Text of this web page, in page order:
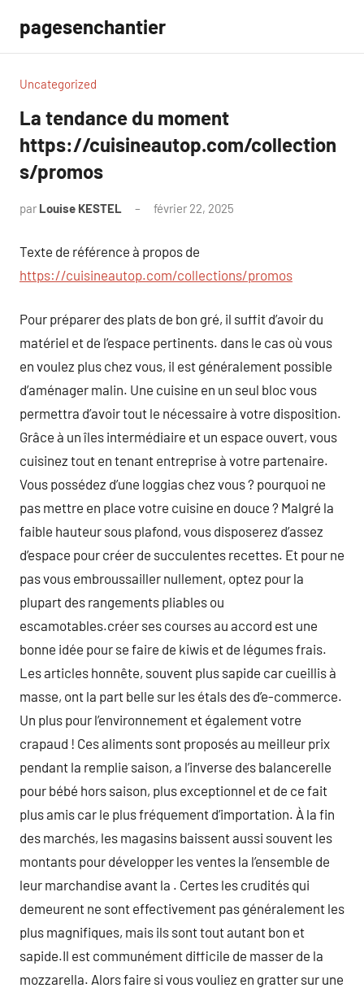
contenu
pagesenchantier
Uncategorized
La tendance du moment
https://cuisineautop.com/collection
s/promos
par Louise KESTEL février 22, 2025
Texte de référence à propos de
https://cuisineautop.com/collections/promos
Pour préparer des plats de bon gré, il suffit d’avoir du
matériel et de l’espace pertinents. dans le cas où vous
en voulez plus chez vous, il est généralement possible
d’aménager malin. Une cuisine en un seul bloc vous
permettra d’avoir tout le nécessaire à votre disposition.
Grâce à un îles intermédiaire et un espace ouvert, vous
cuisinez tout en tenant entreprise à votre partenaire.
Vous possédez d’une loggias chez vous ? pourquoi ne
pas mettre en place votre cuisine en douce ? Malgré la
faible hauteur sous plafond, vous disposerez d’assez
d’espace pour créer de succulentes recettes. Et pour ne
pas vous embroussailler nullement, optez pour la
plupart des rangements pliables ou
escamotables.créer ses courses au accord est une
bonne idée pour se faire de kiwis et de légumes frais.
Les articles honnête, souvent plus sapide car cueillis à
masse, ont la part belle sur les étals des d’e-commerce.
Un plus pour l’environnement et également votre
crapaud ! Ces aliments sont proposés au meilleur prix
pendant la remplie saison, a l’inverse des balancerelle
pour bébé hors saison, plus exceptionnel et de ce fait
plus amis car le plus fréquement d’importation. À la fin
des marchés, les magasins baissent aussi souvent les
montants pour développer les ventes la l’ensemble de
leur marchandise avant la . Certes les crudités qui
demeurent ne sont effectivement pas généralement les
plus magnifiques, mais ils sont tout autant bon et
sapide.Il est communément difficile de masser de la
mozzarella. Alors faire si vous vouliez en gratter sur une